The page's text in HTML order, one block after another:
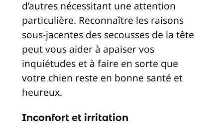
d’autres nécessitant une attention
particulière. Reconnaître les raisons
sous-jacentes des secousses de la tête
peut vous aider à apaiser vos
inquiétudes et à faire en sorte que
votre chien reste en bonne santé et
heureux.
Inconfort et irritation